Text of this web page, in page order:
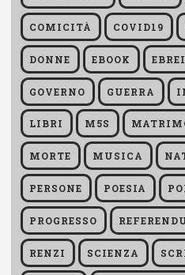
COMICITÀ COVID19
DONNE EBOOK EBREI
GOVERNO GUERRA
LIBRI M5S
MORTE MUSICA
PERSONE POESIA
PROGRESSO
RENZI SCIENZA